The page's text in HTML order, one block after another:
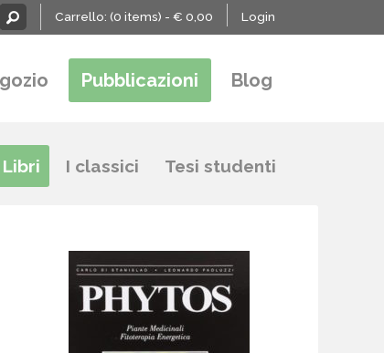
Carrello: (0 items) - € 0,00 Login
Pubblicazioni Blog
Libri I classici Tesi studenti